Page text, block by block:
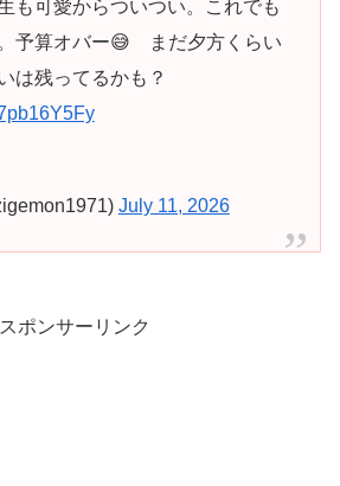
も可愛からついつい。これでも
予算オバー😅 まだ夕方くらい
は残ってるかも？
July 11, 2026
スポンサーリンク